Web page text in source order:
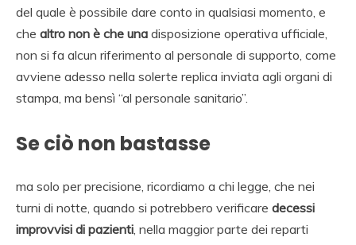
del quale è possibile dare conto in qualsiasi momento, e
che altro non è che una disposizione operativa ufficiale,
non si fa alcun riferimento al personale di supporto, come
avviene adesso nella solerte replica inviata agli organi di
stampa, ma bensì “al personale sanitario”.
Se ciò non bastasse
ma solo per precisione, ricordiamo a chi legge, che nei
turni di notte, quando si potrebbero verificare decessi
improvvisi di pazienti, nella maggior parte dei reparti